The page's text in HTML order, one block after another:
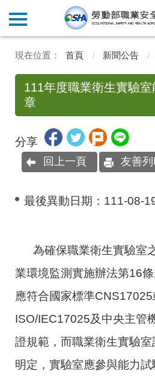
首頁 新聞公告
111年度職業衛生實驗
章
分享
回上一頁 友善列
最後異動日期： 111-08-
為確保職業衛生實驗室
業環境監測實施辦法第16
應符合國家標準CNS17025
ISO/IEC17025及中央主管
證規範，而職業衛生實驗室
明定，實驗室應參與能力